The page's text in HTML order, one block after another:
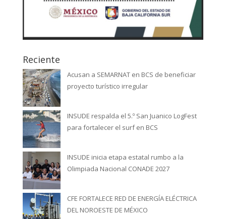
Reciente
Acusan a SEMARNAT en BCS de beneficiar
proyecto turístico irregular
INSUDE respalda el 5.º San Juanico LogFest
para fortalecer el surf en BCS
INSUDE inicia etapa estatal rumbo a la
Olimpiada Nacional CONADE 2027
CFE FORTALECE RED DE ENERGÍA ELÉCTRICA
DEL NOROESTE DE MÉXICO